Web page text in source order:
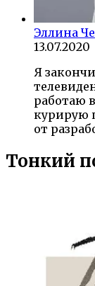
Эллина
13.07.2020
Я
работаю
курирую
от
Тонкий